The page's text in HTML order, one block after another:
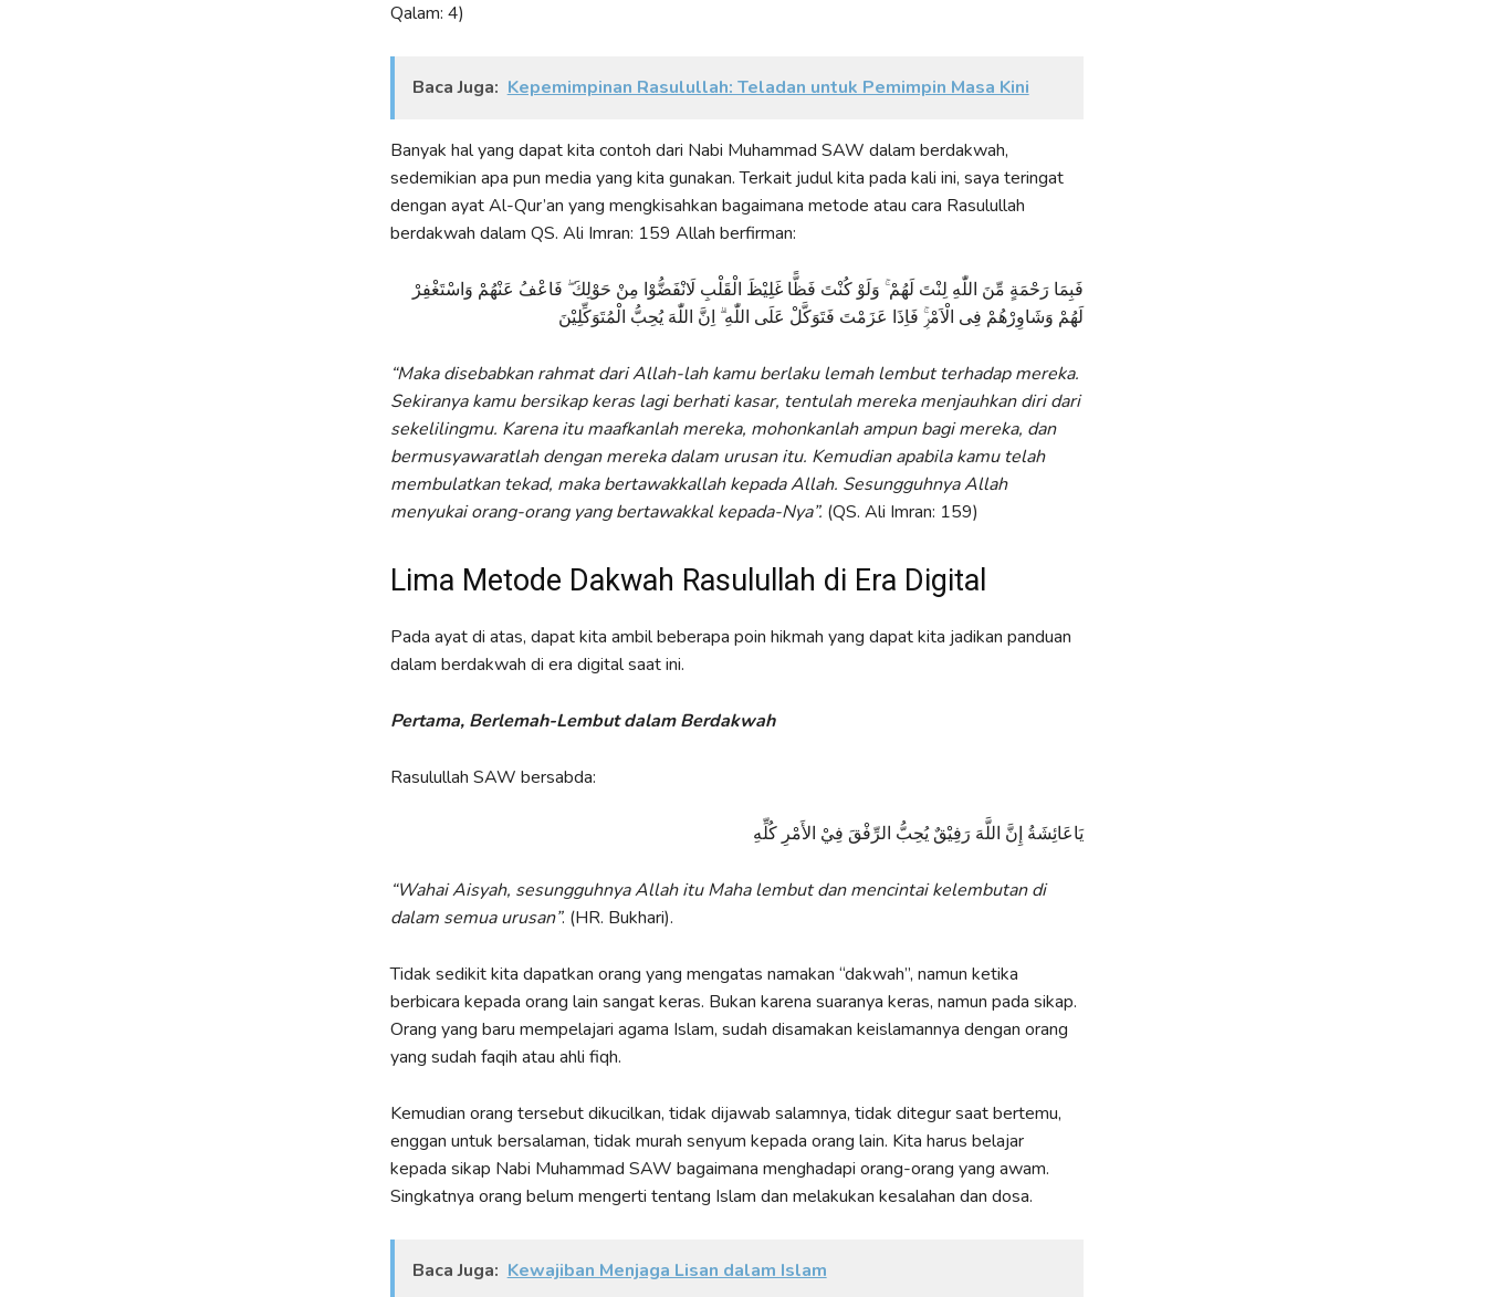
Qalam: 4)
Baca Juga: Kepemimpinan Rasulullah: Teladan untuk Pemimpin Masa Kini
Banyak hal yang dapat kita contoh dari Nabi Muhammad SAW dalam berdakwah,
sedemikian apa pun media yang kita gunakan. Terkait judul kita pada kali ini, saya teringat
dengan ayat Al-Qur’an yang mengkisahkan bagaimana metode atau cara Rasulullah
berdakwah dalam QS. Ali Imran: 159 Allah berfirman:
فَبِمَا رَحْمَةٍ مِّنَ اللّٰهِ لِنْتَ لَهُمْ ۚ وَلَوْ كُنْتَ فَظًّا غَلِيْظَ الْقَلْبِ لَانْفَضُّوْا مِنْ حَوْلِكَ ۖ فَاعْفُ عَنْهُمْ وَاسْتَغْفِرْ
لَهُمْ وَشَاوِرْهُمْ فِى الْاَمْرِۚ فَاِذَا عَزَمْتَ فَتَوَكَّلْ عَلَى اللّٰهِ ۗ اِنَّ اللّٰهَ يُحِبُّ الْمُتَوَكِّلِيْنَ
“Maka disebabkan rahmat dari Allah-lah kamu berlaku lemah lembut terhadap mereka.
Sekiranya kamu bersikap keras lagi berhati kasar, tentulah mereka menjauhkan diri dari
sekelilingmu. Karena itu maafkanlah mereka, mohonkanlah ampun bagi mereka, dan
bermusyawaratlah dengan mereka dalam urusan itu. Kemudian apabila kamu telah
membulatkan tekad, maka bertawakkallah kepada Allah. Sesungguhnya Allah
menyukai orang-orang yang bertawakkal kepada-Nya”. (QS. Ali Imran: 159)
Lima Metode Dakwah Rasulullah di Era Digital
Pada ayat di atas, dapat kita ambil beberapa poin hikmah yang dapat kita jadikan panduan
dalam berdakwah di era digital saat ini.
Pertama, Berlemah-Lembut dalam Berdakwah
Rasulullah SAW bersabda:
يَاعَائِشَةُ إِنَّ اللَّهَ رَفِيْقٌ يُحِبُّ الرِّفْقَ فِيْ الأَمْرِ كُلِّهِ
“Wahai Aisyah, sesungguhnya Allah itu Maha lembut dan mencintai kelembutan di
dalam semua urusan”. (HR. Bukhari).
Tidak sedikit kita dapatkan orang yang mengatas namakan “dakwah”, namun ketika
berbicara kepada orang lain sangat keras. Bukan karena suaranya keras, namun pada sikap.
Orang yang baru mempelajari agama Islam, sudah disamakan keislamannya dengan orang
yang sudah faqih atau ahli fiqh.
Kemudian orang tersebut dikucilkan, tidak dijawab salamnya, tidak ditegur saat bertemu,
enggan untuk bersalaman, tidak murah senyum kepada orang lain. Kita harus belajar
kepada sikap Nabi Muhammad SAW bagaimana menghadapi orang-orang yang awam.
Singkatnya orang belum mengerti tentang Islam dan melakukan kesalahan dan dosa.
Baca Juga: Kewajiban Menjaga Lisan dalam Islam